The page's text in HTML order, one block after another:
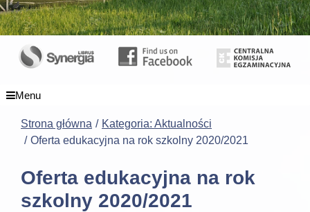
Menu
Strona główna
Kategoria: Aktualności
Oferta edukacyjna na rok szkolny 2020/2021
Oferta edukacyjna na rok
szkolny 2020/2021